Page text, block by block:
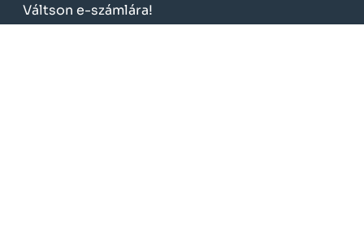
Váltson e-számlára!